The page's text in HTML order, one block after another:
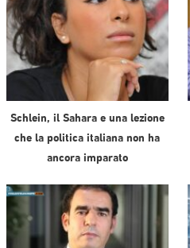
Schlein, il Sahara e una lezione
che la politica italiana non ha
ancora imparato